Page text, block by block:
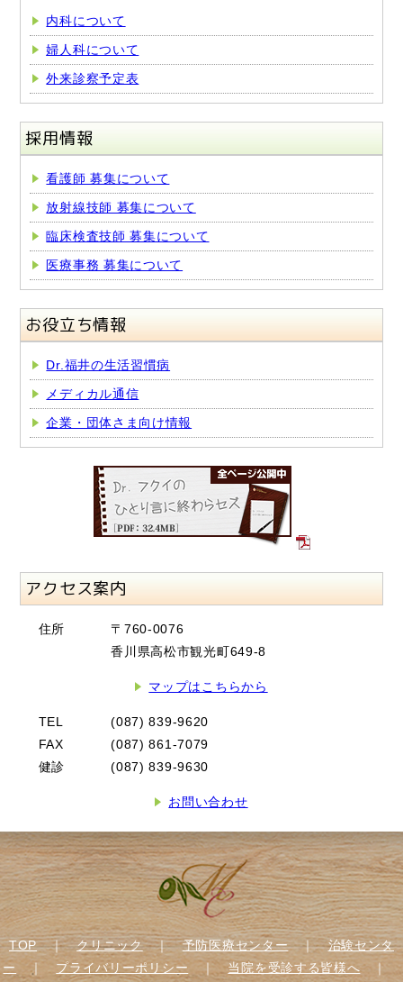
内科について
婦人科について
外来診察予定表
採用情報
看護師 募集について
放射線技師 募集について
臨床検査技師 募集について
医療事務 募集について
お役立ち情報
Dr.福井の生活習慣病
メディカル通信
企業・団体さま向け情報
アクセス案内
住所
〒760-0076
香川県高松市観光町649-8
マップはこちらから
TEL
(087) 839-9620
FAX
(087) 861-7079
健診
(087) 839-9630
お問い合わせ
TOP｜クリニック｜予防医療センター｜治験センタ
ー
｜ プライバリーポリシー ｜当院を受診する皆様へ｜